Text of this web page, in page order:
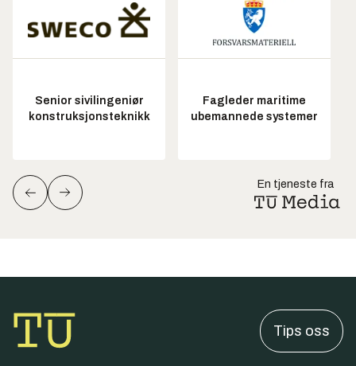
Senior sivilingeniør
konstruksjonsteknikk
Fagleder maritime
ubemannede systemer
En tjeneste fra
Tips oss